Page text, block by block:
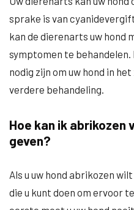
sprake is van
kan de dierenarts uw hond
symptomen te
nodig zijn om uw hond in
verdere behandeling.
Hoe kan ik abrikozen
geven?
Als u uw hond abrikozen
die u kunt doen om ervoor